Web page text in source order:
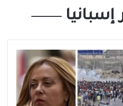
إسبانيا